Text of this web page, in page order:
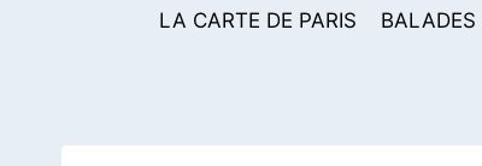
LA CARTE DE PARIS BALADES